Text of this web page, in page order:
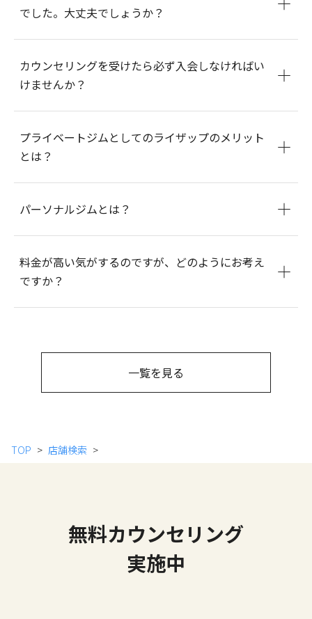
でした。大丈夫でしょうか？
カウンセリングを受けたら必ず入会しなければい
けませんか？
プライベートジムとしてのライザップのメリット
とは？
パーソナルジムとは？
料金が高い気がするのですが、どのようにお考え
ですか？
一覧を見る
TOP 店舗検索
無料カウンセリング
実施中